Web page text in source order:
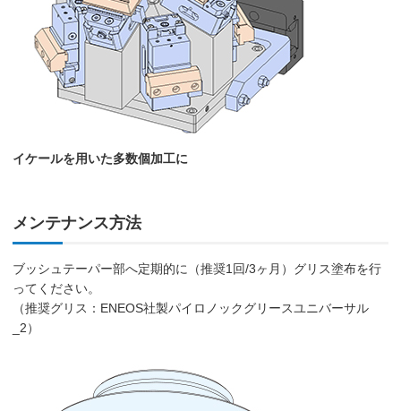
イケールを用いた多数個加工に
メンテナンス方法
ブッシュテーパー部へ定期的に（推奨1回/3ヶ月）グリス塗布を行
ってください。
（推奨グリス：ENEOS社製パイロノックグリースユニバーサル
_2）